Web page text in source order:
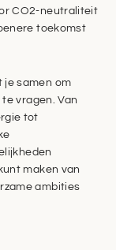
CO2-neutraliteit
toekomst
je samen om
vragen. Van
tot
maken van
ambities